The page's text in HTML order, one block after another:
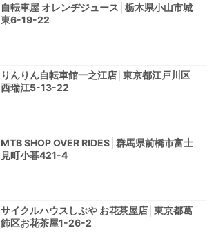
自転車屋 オレンヂジュース│栃木県小山市城
東6-19-22
りんりん自転車館一之江店│東京都江戸川区
西瑞江5-13-22
MTB SHOP OVER RIDES│群馬県前橋市富士
見町小暮421-4
サイクルハウスしぶや お花茶屋店│東京都葛
飾区お花茶屋1-26-2